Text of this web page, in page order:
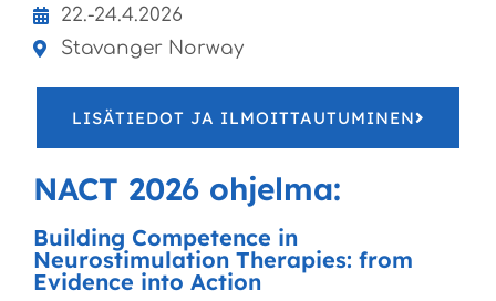
22.-24.4.2026
Stavanger Norway
LISÄTIEDOT JA ILMOITTAUTUMINEN
NACT 2026 ohjelma:
Building Competence in
Neurostimulation Therapies: from
Evidence into Action